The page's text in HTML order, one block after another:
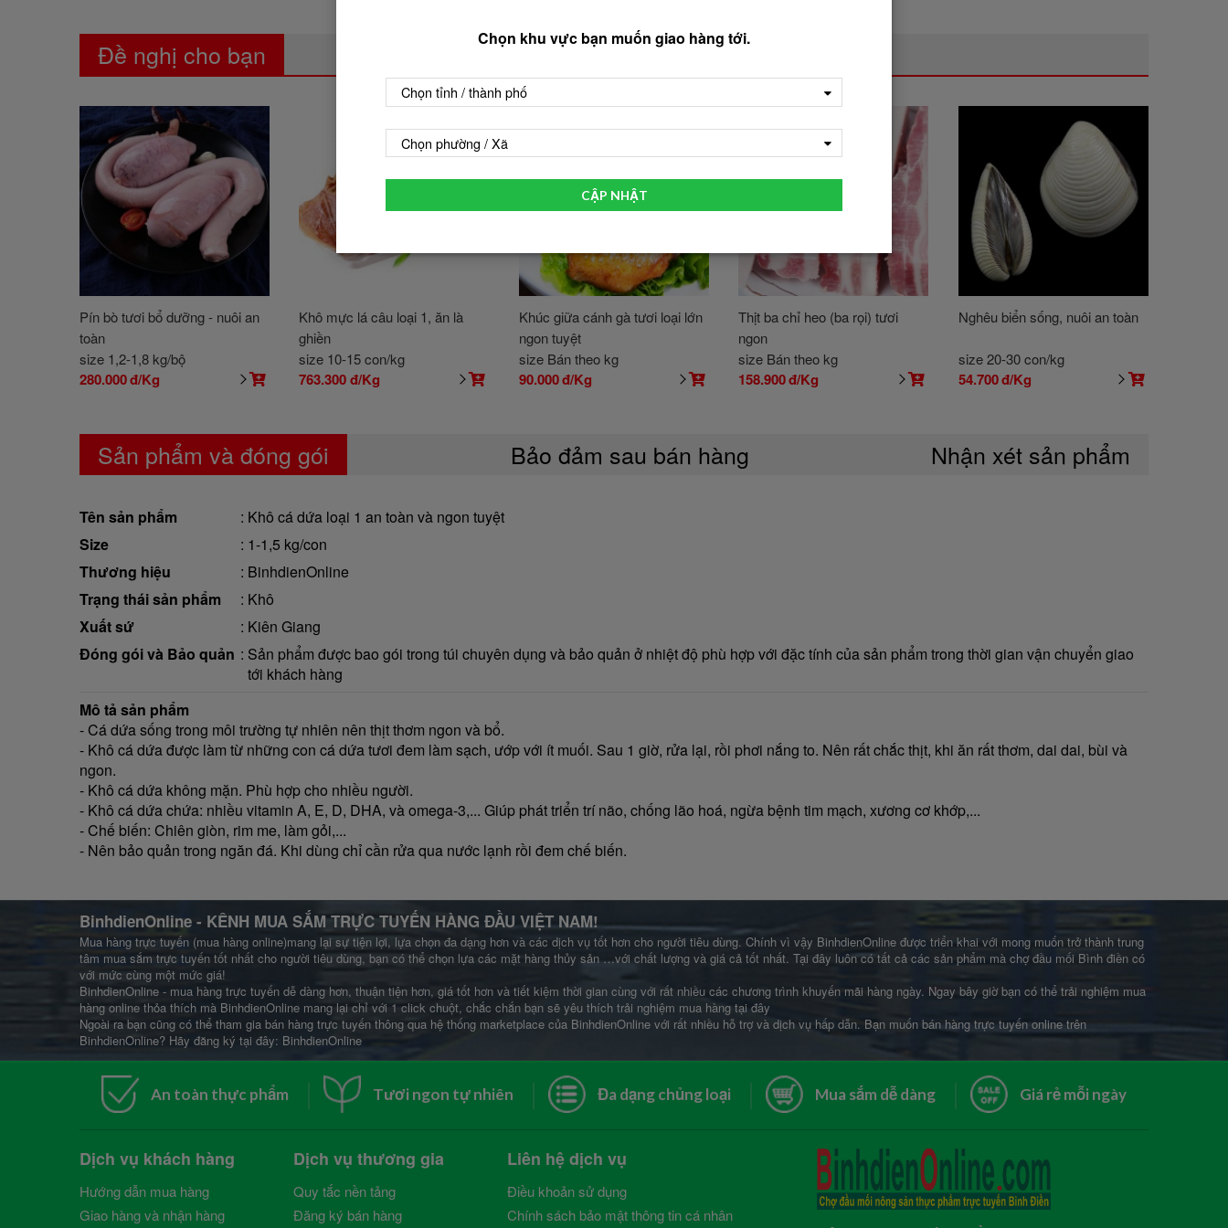
Đề nghị cho bạn
Pín bò tươi bổ dưỡng - nuôi an
toàn
size 1,2-1,8 kg/bộ
280.000đ/Kg
Khô mực lá câu loại 1, ăn là
ghiền
size 10-15 con/kg
763.300đ/Kg
Khúc giữa cánh gà tươi loại lớn
ngon tuyệt
size Bán theo kg
90.000đ/Kg
Thịt ba chỉ heo (ba rọi) tươi
ngon
size Bán theo kg
158.900đ/Kg
Nghêu biển sống, nuôi an toàn
size 20-30 con/kg
54.700đ/Kg
Sản phẩm và đóng gói Bảo đảm sau bán hàng Nhận xét sản phẩm
Tên sản phẩm
Khô cá dứa loại 1 an toàn và ngon tuyệt
Size
1-1,5 kg/con
Thương hiệu
BinhdienOnline
Trạng thái sản phẩm
Khô
Xuất sứ
Kiên Giang
Đóng gói và Bảo quản
Sản phẩm được bao gói trong túi chuyên dụng và bảo quản ở nhiệt độ phù hợp với đặc tính của sản phẩm trong thời gian vận chuyển giao
tới khách hàng
Mô tả sản phẩm
- Cá dứa sống trong môi trường tự nhiên nên thịt thơm ngon và bổ.
- Khô cá dứa được làm từ những con cá dứa tươi đem làm sạch, ướp với ít muối. Sau 1 giờ, rửa lại, rồi phơi nắng to. Nên rất chắc thịt, khi ăn rất thơm, dai dai, bùi và
ngon.
- Khô cá dứa không mặn. Phù hợp cho nhiều người.
- Khô cá dứa chứa: nhiều vitamin A, E, D, DHA, và omega-3,... Giúp phát triển trí não, chống lão hoá, ngừa bệnh tim mạch, xương cơ khớp,...
- Chế biến: Chiên giòn, rim me, làm gỏi,...
- Nên bảo quản trong ngăn đá. Khi dùng chỉ cần rửa qua nước lạnh rồi đem chế biến.
BinhdienOnline - KÊNH MUA SẮM TRỰC TUYẾN HÀNG ĐẦU VIỆT NAM!
Mua hàng trực tuyến (mua hàng online)mang lại sự tiện lợi, lựa chọn đa dạng hơn và các dịch vụ tốt hơn cho người tiêu dùng. Chính vì vậy BinhdienOnline được triển khai với mong muốn trở thành trung
tâm mua sắm trực tuyến tốt nhất cho người tiêu dùng, bạn có thể chọn lựa các mặt hàng thủy sản …với chất lượng và giá cả tốt nhất. Tại đây luôn có tất cả các sản phẩm mà chợ đầu mối Bình điền có
với mức cùng một mức giá!
BinhdienOnline - mua hàng trực tuyến dễ dàng hơn, thuận tiện hơn, giá tốt hơn và tiết kiệm thời gian cùng với rất nhiều các chương trình khuyến mãi hàng ngày. Ngay bây giờ bạn có thể trải nghiệm mua
hàng online thỏa thích mà BinhdienOnline mang lại chỉ với 1 click chuột, chắc chắn bạn sẽ yêu thích trải nghiệm mua hàng tại đây
Ngoài ra bạn cũng có thể tham gia bán hàng trực tuyến thông qua hệ thống marketplace của BinhdienOnline với rất nhiều hỗ trợ và dịch vụ hấp dẫn. Bạn muốn bán hàng trực tuyến online trên
BinhdienOnline? Hãy đăng ký tại đây: BinhdienOnline
An toàn thực phẩm Tươi ngon tự nhiên Đa dạng chủng loại Mua sắm dễ dàng Giá rẻ mỗi ngày
Dịch vụ khách hàng
Hướng dẫn mua hàng
Giao hàng và nhận hàng
Dịch vụ thương gia
Quy tắc nền tảng
Đăng ký bán hàng
Liên hệ dịch vụ
Điều khoản sử dụng
Chính sách bảo mật thông tin cá nhân
Chọn khu vực bạn muốn giao hàng tới.
Chọn tỉnh / thành phố
Chọn phường / Xã
CẬP NHẬT